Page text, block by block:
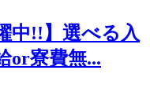
中!!】選べる入
or寮費無...